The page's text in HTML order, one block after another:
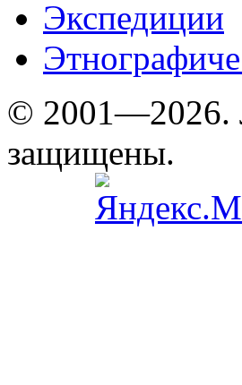
Экспедиции
© 2001—2026.
защищены.